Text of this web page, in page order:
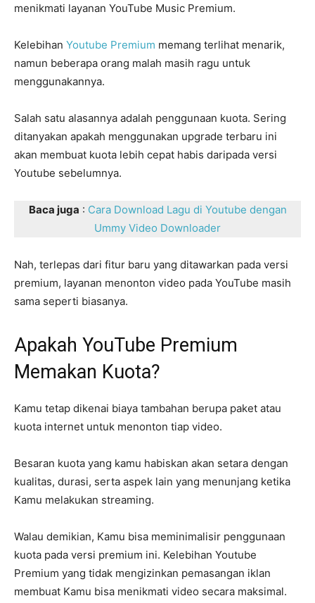
menikmati layanan YouTube Music Premium.
Kelebihan Youtube Premium memang terlihat menarik,
namun beberapa orang malah masih ragu untuk
menggunakannya.
Salah satu alasannya adalah penggunaan kuota. Sering
ditanyakan apakah menggunakan upgrade terbaru ini
akan membuat kuota lebih cepat habis daripada versi
Youtube sebelumnya.
Baca juga : Cara Download Lagu di Youtube dengan
Ummy Video Downloader
Nah, terlepas dari fitur baru yang ditawarkan pada versi
premium, layanan menonton video pada YouTube masih
sama seperti biasanya.
Apakah YouTube Premium
Memakan Kuota?
Kamu tetap dikenai biaya tambahan berupa paket atau
kuota internet untuk menonton tiap video.
Besaran kuota yang kamu habiskan akan setara dengan
kualitas, durasi, serta aspek lain yang menunjang ketika
Kamu melakukan streaming.
Walau demikian, Kamu bisa meminimalisir penggunaan
kuota pada versi premium ini. Kelebihan Youtube
Premium yang tidak mengizinkan pemasangan iklan
membuat Kamu bisa menikmati video secara maksimal.